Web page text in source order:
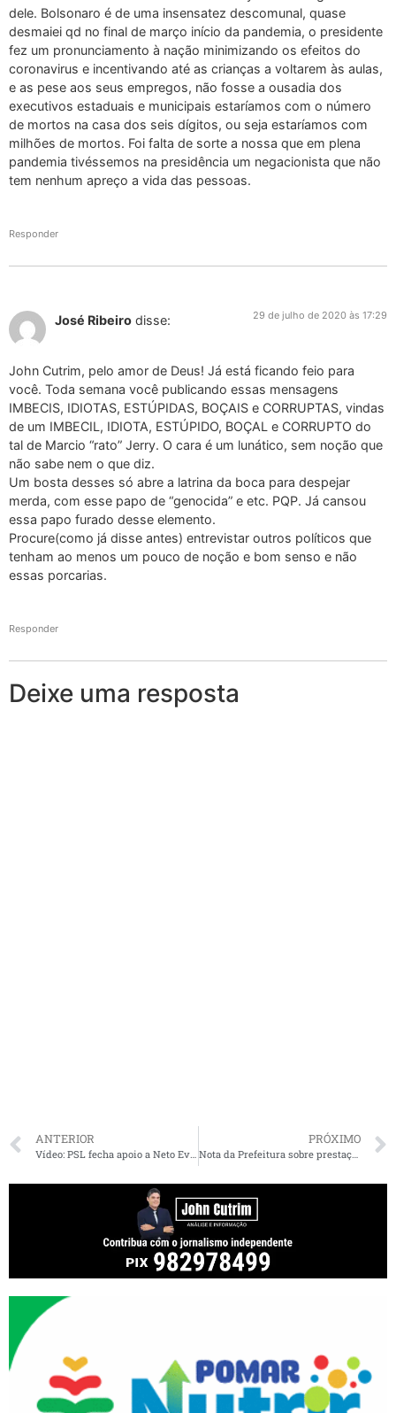
dele. Bolsonaro é de uma insensatez descomunal, quase
desmaiei qd no final de março início da pandemia, o presidente
fez um pronunciamento à nação minimizando os efeitos do
coronavirus e incentivando até as crianças a voltarem às aulas,
e as pese aos seus empregos, não fosse a ousadia dos
executivos estaduais e municipais estaríamos com o número
de mortos na casa dos seis dígitos, ou seja estaríamos com
milhões de mortos. Foi falta de sorte a nossa que em plena
pandemia tivéssemos na presidência um negacionista que não
tem nenhum apreço a vida das pessoas.
Responder
José Ribeiro disse: 29 de julho de 2020 às 17:29
John Cutrim, pelo amor de Deus! Já está ficando feio para
você. Toda semana você publicando essas mensagens
IMBECIS, IDIOTAS, ESTÚPIDAS, BOÇAIS e CORRUPTAS, vindas
de um IMBECIL, IDIOTA, ESTÚPIDO, BOÇAL e CORRUPTO do
tal de Marcio “rato” Jerry. O cara é um lunático, sem noção que
não sabe nem o que diz.
Um bosta desses só abre a latrina da boca para despejar
merda, com esse papo de “genocida” e etc. PQP. Já cansou
essa papo furado desse elemento.
Procure(como já disse antes) entrevistar outros políticos que
tenham ao menos um pouco de noção e bom senso e não
essas porcarias.
Responder
Deixe uma resposta
ANTERIOR PRÓXIMO
Nota da Prefeitura sobre prestação de contas do prefeito Assis Ramos